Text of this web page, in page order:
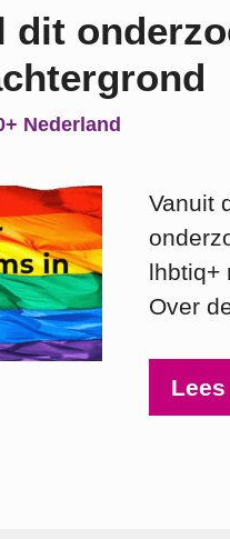
dit
Nederland
Vanuit
lhbtiq+
Over